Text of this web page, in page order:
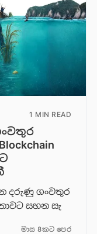
1 MIN READ
දරුණු ගංවතුර
සහන සැ
මාස 8කට පෙර